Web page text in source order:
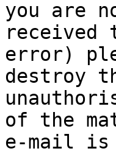
you are
error)
destroy
of the
e-mail